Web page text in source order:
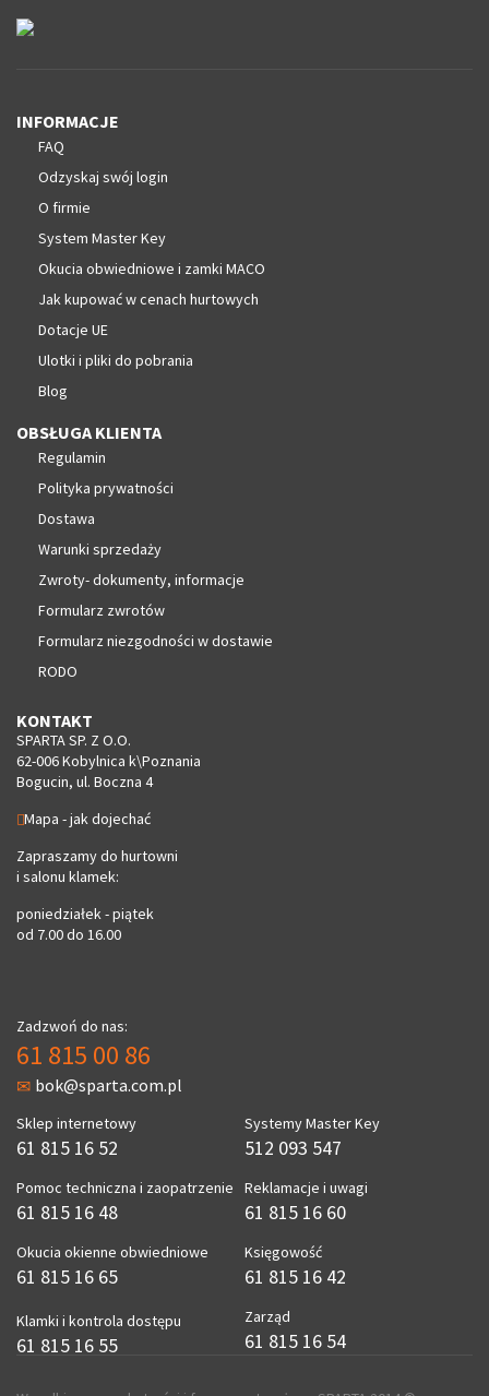
INFORMACJE
FAQ
Odzyskaj swój login
O firmie
System Master Key
Okucia obwiedniowe i zamki MACO
Jak kupować w cenach hurtowych
Dotacje UE
Ulotki i pliki do pobrania
Blog
OBSŁUGA KLIENTA
Regulamin
Polityka prywatności
Dostawa
Warunki sprzedaży
Zwroty- dokumenty, informacje
Formularz zwrotów
Formularz niezgodności w dostawie
RODO
KONTAKT
SPARTA SP. Z O.O.
62-006 Kobylnica k\Poznania
Bogucin, ul. Boczna 4
Mapa - jak dojechać
Zapraszamy do hurtowni
i salonu klamek:
poniedziałek - piątek
od 7.00 do 16.00
Zadzwoń do nas:
61 815 00 86
bok@sparta.com.pl
Sklep internetowy
61 815 16 52
Pomoc techniczna i zaopatrzenie
61 815 16 48
Okucia okienne obwiedniowe
61 815 16 65
Klamki i kontrola dostępu
61 815 16 55
Systemy Master Key
512 093 547
Reklamacje i uwagi
61 815 16 60
Księgowość
61 815 16 42
Zarząd
61 815 16 54